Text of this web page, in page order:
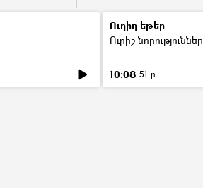
Ուղիղ եթեր
Ուրիշ նորություններ
10:08 51 ր